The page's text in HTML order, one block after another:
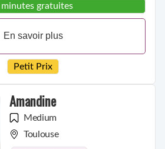
minutes gratuites
En savoir plus
Petit Prix
Amandine
Medium
Toulouse